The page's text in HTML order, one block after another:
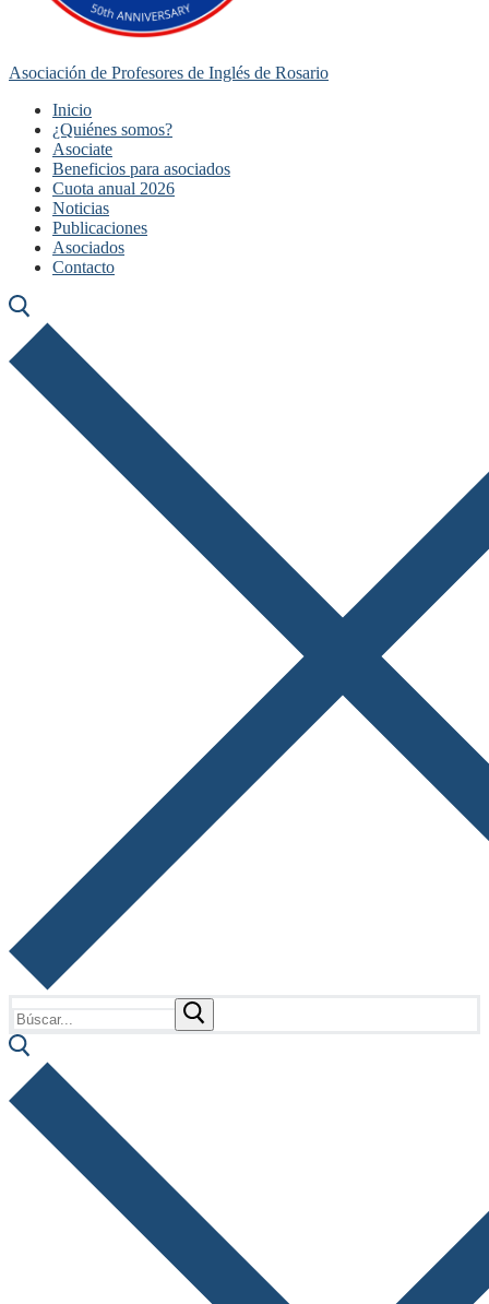
Asociación de Profesores de Inglés de Rosario
Inicio
¿Quiénes somos?
Asociate
Beneficios para asociados
Cuota anual 2026
Noticias
Publicaciones
Asociados
Contacto